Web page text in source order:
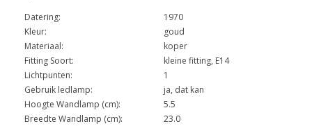
Datering:
1970
Kleur:
goud
Materiaal:
koper
Fitting Soort:
kleine fitting, E14
Lichtpunten:
1
Gebruik ledlamp:
ja, dat kan
Hoogte Wandlamp (cm):
5.5
Breedte Wandlamp (cm):
23.0